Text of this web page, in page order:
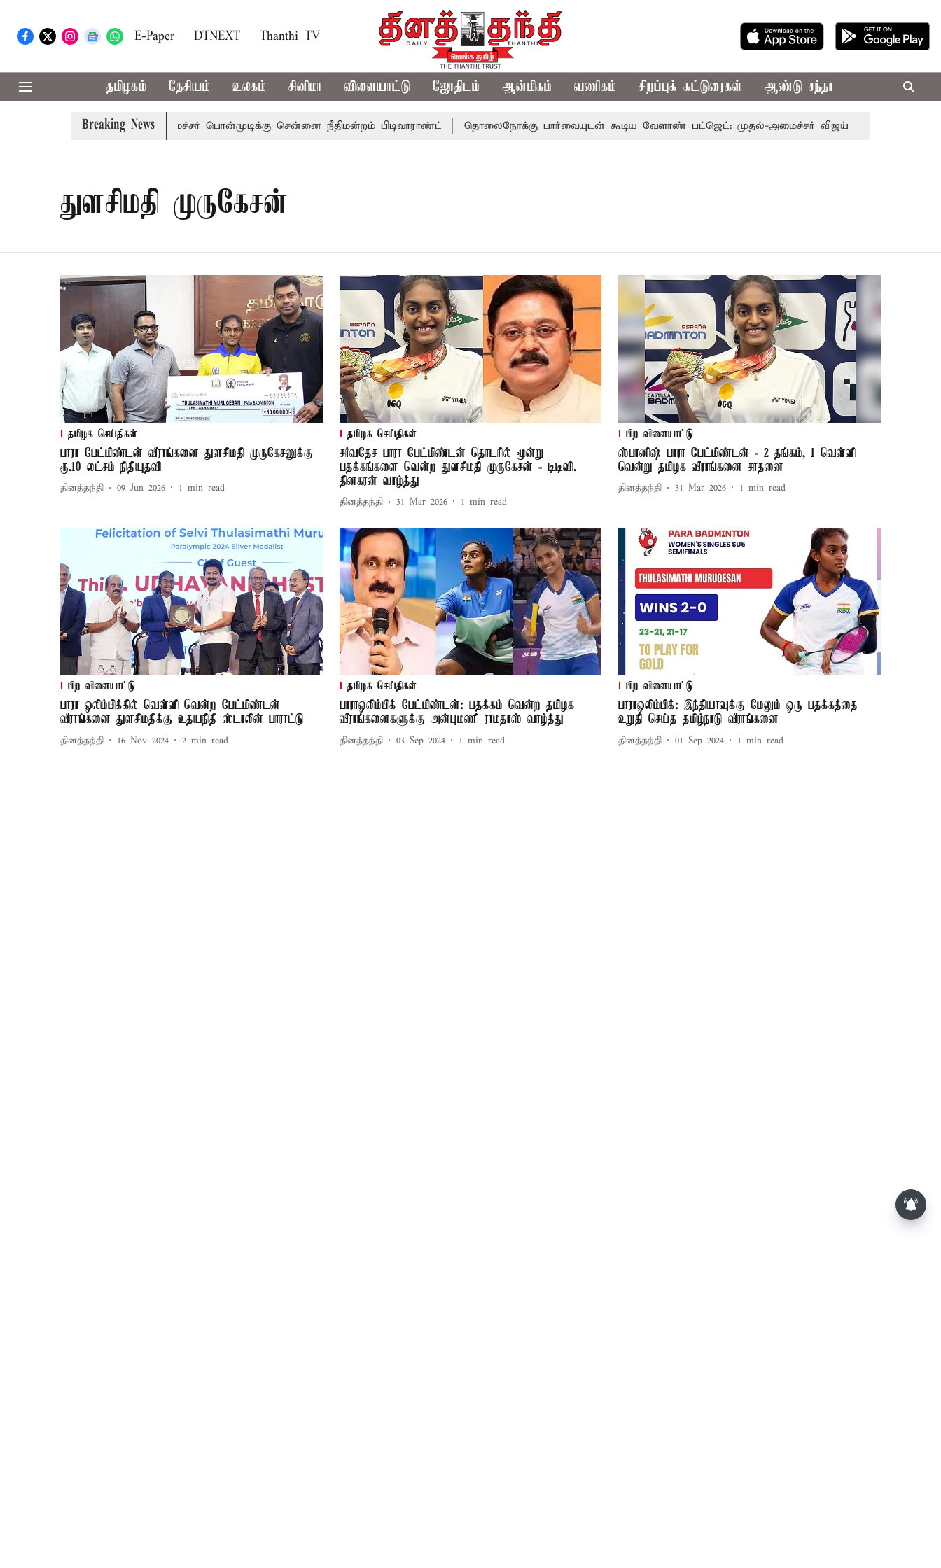
E-Paper DTNEXT Thanthi TV
தமிழகம் தேசியம் உலகம் சினிமா விளையாட்டு ஜோதிடம் ஆன்மிகம் வணிகம் சிறப்புக் கட்டுரைகள் ஆண்டு சந்தா
Breaking News
முன்னாள் அமைச்சர் பொன்முடிக்கு சென்னை நீதிமன்றம் பிடிவாராண்ட் தொலைநோக்கு பார்வையுடன் கூடிய வேளாண் பட்ஜெட்: முதல்-அமைச்சர் விஜய் தமிழக
துளசிமதி முருகேசன்
தமிழக செய்திகள்
பாரா பேட்மிண்டன் வீராங்கனை துளசிமதி முருகேசனுக்கு
ரூ.10 லட்சம் நிதியுதவி
தினத்தந்தி 09 Jun 2026 1 min read
தமிழக செய்திகள்
சர்வதேச பாரா பேட்மிண்டன் தொடரில் மூன்று
பதக்கங்களை வென்ற துளசிமதி முருகேசன் - டிடிவி.
தினகரன் வாழ்த்து
தினத்தந்தி 31 Mar 2026 1 min read
பிற விளையாட்டு
ஸ்பானிஷ் பாரா பேட்மிண்டன் - 2 தங்கம், 1 வெள்ளி
வென்று தமிழக வீராங்கனை சாதனை
தினத்தந்தி 31 Mar 2026 1 min read
பிற விளையாட்டு
பாரா ஒலிம்பிக்கில் வெள்ளி வென்ற பேட்மிண்டன்
வீராங்கனை துளசிமதிக்கு உதயநிதி ஸ்டாலின் பாராட்டு
தினத்தந்தி 16 Nov 2024 2 min read
தமிழக செய்திகள்
பாராஒலிம்பிக் பேட்மிண்டன்: பதக்கம் வென்ற தமிழக
வீராங்கனைகளுக்கு அன்புமணி ராமதாஸ் வாழ்த்து
தினத்தந்தி 03 Sep 2024 1 min read
பிற விளையாட்டு
பாராஒலிம்பிக்: இந்தியாவுக்கு மேலும் ஒரு பதக்கத்தை
உறுதி செய்த தமிழ்நாடு வீராங்கனை
தினத்தந்தி 01 Sep 2024 1 min read